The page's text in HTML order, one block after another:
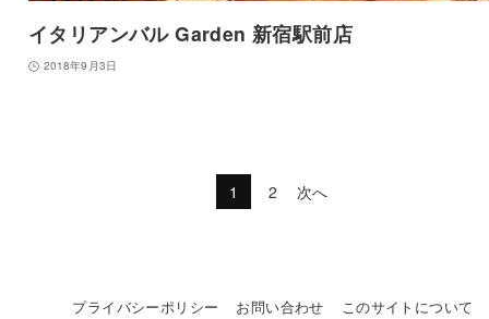
イタリアンバル Garden 新宿駅前店
2018年9月3日
1 2 次へ
プライバシーポリシー お問い合わせ
このサイトについて